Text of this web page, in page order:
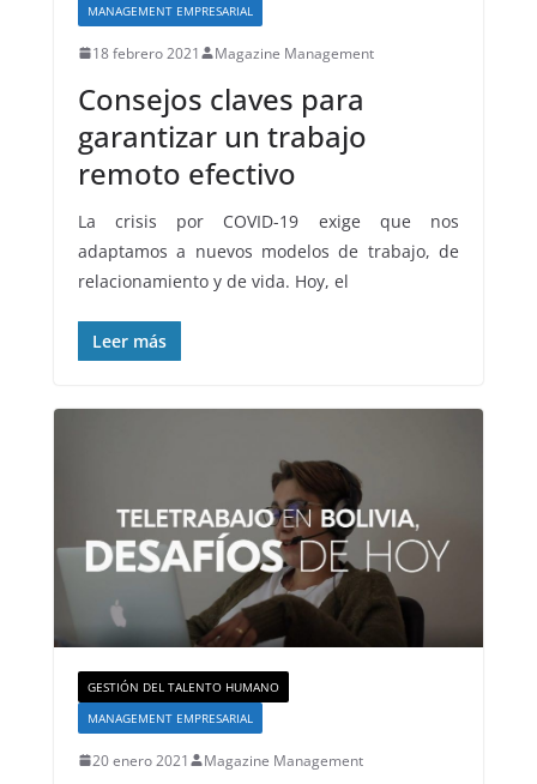
MANAGEMENT EMPRESARIAL
18 febrero 2021 Magazine Management
Consejos claves para
garantizar un trabajo
remoto efectivo
La crisis por COVID-19 exige que nos
adaptamos a nuevos modelos de trabajo, de
relacionamiento y de vida. Hoy, el
Leer más
GESTIÓN DEL TALENTO HUMANO
MANAGEMENT EMPRESARIAL
20 enero 2021 Magazine Management